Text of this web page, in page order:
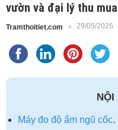
vườn và đại lý thu mua
Tramthoitiet.com 29/05/2026
NỘI
Máy đo độ ẩm ngũ